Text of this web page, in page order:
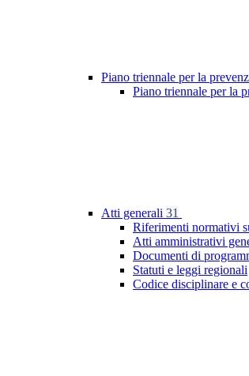
Piano triennale per la
Piano triennale per la
Atti generali 31
Riferimenti normativi
Atti amministrativi
Documenti di
Statuti e leggi regionali
Codice disciplinare e